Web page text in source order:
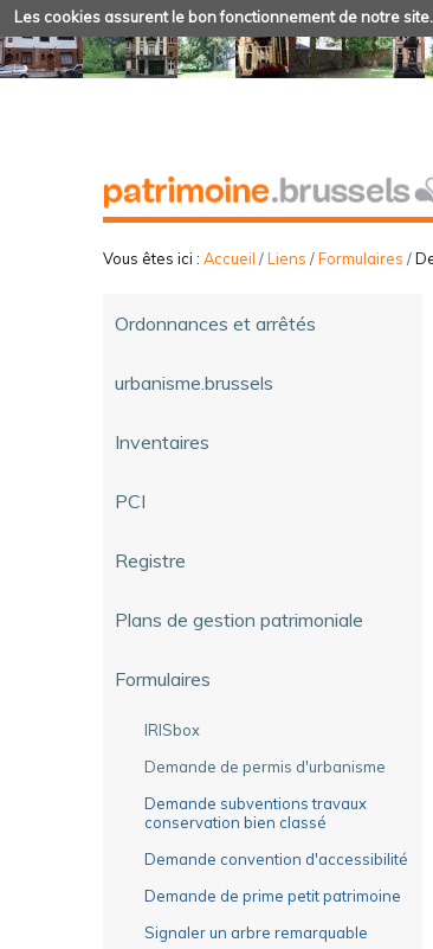
Les cookies assurent le bon fonctionnement de notre
Vous êtes ici : Accueil /Liens /Formulaires /
Ordonnances et arrêtés
urbanisme.brussels
Inventaires
PCI
Registre
Plans de gestion patrimoniale
Formulaires
IRISbox
Demande de permis d'urbanisme
Demande subventions travaux
conservation bien classé
Demande convention d'accessibilité
Demande de prime petit patrimoine
Signaler un arbre remarquable